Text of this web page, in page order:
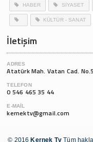
HABER SİYASET
KÜLTÜR - SANAT
İletişim
ADRES
Atatürk Mah. Vatan Cad.
TELEFON
0 546 465 35 44
E-MAIL
kernektv@gmail.com
© 2016 Kernek Tv Tüm